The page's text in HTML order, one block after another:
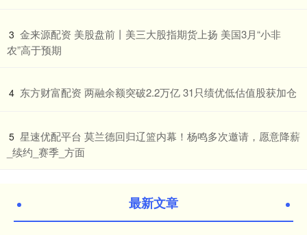
3 ​金来源配资 美股盘前丨美三大股指期货上扬 美国3月“小非
农”高于预期
4 ​东方财富配资 两融余额突破2.2万亿 31只绩优低估值股获加仓
5 ​星速优配平台 莫兰德回归辽篮内幕！杨鸣多次邀请，愿意降薪
_续约_赛季_方面
最新文章